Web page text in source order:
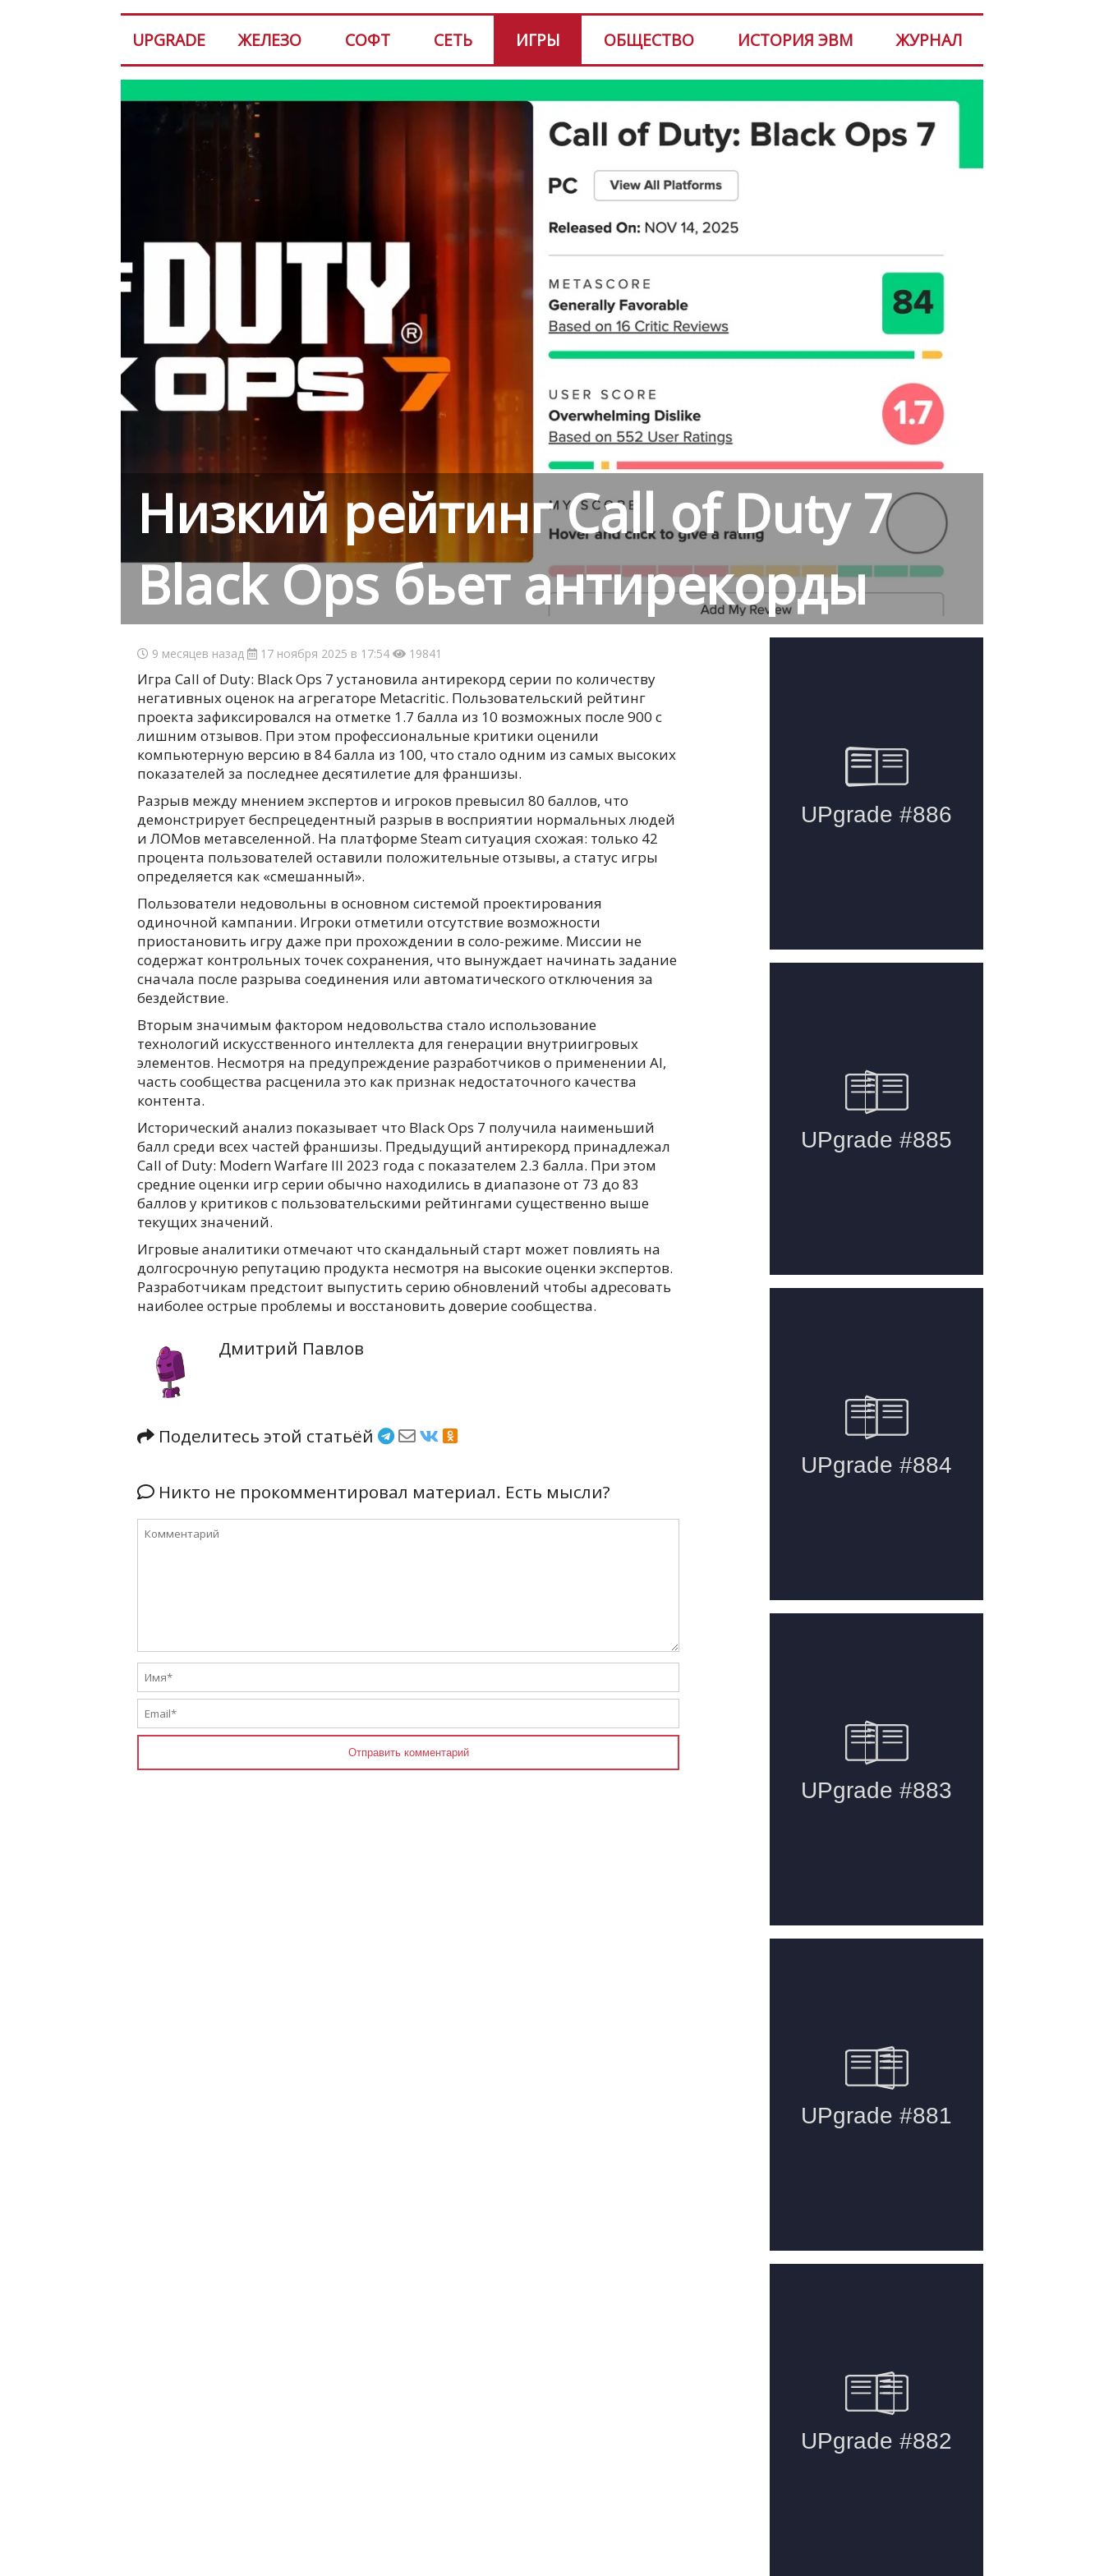
UPGRADE ЖЕЛЕЗО СОФТ СЕТЬ ИГРЫ ОБЩЕСТВО ИСТОРИЯ ЭВМ ЖУРНАЛ
Низкий рейтинг Call of Duty 7
Black Ops бьет антирекорды
9 месяцев назад 17 ноября 2025 в 17:54 19841
Игра Call of Duty: Black Ops 7 установила антирекорд серии по количеству
негативных оценок на агрегаторе Metacritic. Пользовательский рейтинг
проекта зафиксировался на отметке 1.7 балла из 10 возможных после 900 с
лишним отзывов. При этом профессиональные критики оценили
компьютерную версию в 84 балла из 100, что стало одним из самых высоких
показателей за последнее десятилетие для франшизы.
Разрыв между мнением экспертов и игроков превысил 80 баллов, что
демонстрирует беспрецедентный разрыв в восприятии нормальных людей
и ЛОМов метавселенной. На платформе Steam ситуация схожая: только 42
процента пользователей оставили положительные отзывы, а статус игры
определяется как «смешанный».
Пользователи недовольны в основном системой проектирования
одиночной кампании. Игроки отметили отсутствие возможности
приостановить игру даже при прохождении в соло-режиме. Миссии не
содержат контрольных точек сохранения, что вынуждает начинать задание
сначала после разрыва соединения или автоматического отключения за
бездействие.
Вторым значимым фактором недовольства стало использование
технологий искусственного интеллекта для генерации внутриигровых
элементов. Несмотря на предупреждение разработчиков о применении AI,
часть сообщества расценила это как признак недостаточного качества
контента.
Исторический анализ показывает что Black Ops 7 получила наименьший
балл среди всех частей франшизы. Предыдущий антирекорд принадлежал
Call of Duty: Modern Warfare III 2023 года с показателем 2.3 балла. При этом
средние оценки игр серии обычно находились в диапазоне от 73 до 83
баллов у критиков с пользовательскими рейтингами существенно выше
текущих значений.
Игровые аналитики отмечают что скандальный старт может повлиять на
долгосрочную репутацию продукта несмотря на высокие оценки экспертов.
Разработчикам предстоит выпустить серию обновлений чтобы адресовать
наиболее острые проблемы и восстановить доверие сообщества.
Дмитрий Павлов
Поделитесь этой статьёй
Никто не прокомментировал материал. Есть мысли?